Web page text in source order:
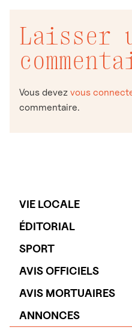
VIE LOCALE
ÉDITORIAL
SPORT
AVIS OFFICIELS
AVIS MORTUAIRES
ANNONCES
Laisser
Vous devez vous
commentaire.